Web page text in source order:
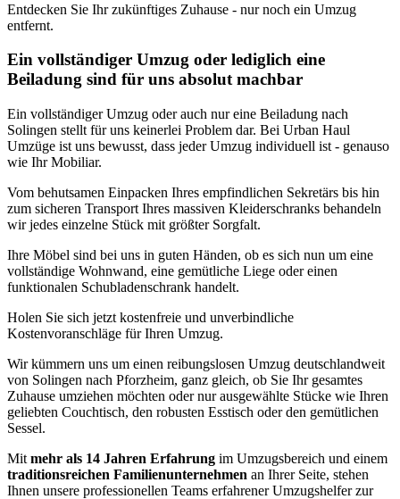
Entdecken Sie Ihr zukünftiges Zuhause - nur noch ein Umzug
entfernt.
Ein vollständiger Umzug oder lediglich eine
Beiladung sind für uns absolut machbar
Ein vollständiger Umzug oder auch nur eine Beiladung nach
Solingen stellt für uns keinerlei Problem dar. Bei Urban Haul
Umzüge ist uns bewusst, dass jeder Umzug individuell ist - genauso
wie Ihr Mobiliar.
Vom behutsamen Einpacken Ihres empfindlichen Sekretärs bis hin
zum sicheren Transport Ihres massiven Kleiderschranks behandeln
wir jedes einzelne Stück mit größter Sorgfalt.
Ihre Möbel sind bei uns in guten Händen, ob es sich nun um eine
vollständige Wohnwand, eine gemütliche Liege oder einen
funktionalen Schubladenschrank handelt.
Holen Sie sich jetzt kostenfreie und unverbindliche
Kostenvoranschläge für Ihren Umzug.
Wir kümmern uns um einen reibungslosen Umzug deutschlandweit
von Solingen nach Pforzheim, ganz gleich, ob Sie Ihr gesamtes
Zuhause umziehen möchten oder nur ausgewählte Stücke wie Ihren
geliebten Couchtisch, den robusten Esstisch oder den gemütlichen
Sessel.
Mit mehr als 14 Jahren Erfahrung im Umzugsbereich und einem
traditionsreichen Familienunternehmen an Ihrer Seite, stehen
Ihnen unsere professionellen Teams erfahrener Umzugshelfer zur